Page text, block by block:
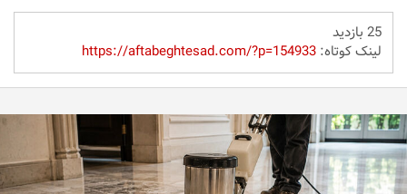
25 بازدید
لینک کوتاه:https://aftabeghtesad.com/?p=154933